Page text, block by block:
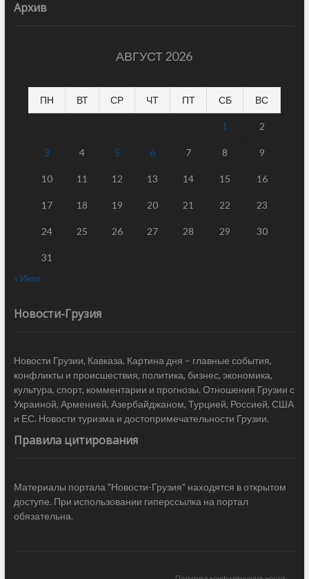
Архив
АВГУСТ 2026
ПН ВТ СР ЧТ ПТ СБ ВС
1 2
3 4 5 6 7 8 9
10 11 12 13 14 15 16
17 18 19 20 21 22 23
24 25 26 27 28 29 30
31
« Июл
Новости-Грузия
Новости Грузии, Кавказа. Картина дня – главные события,
конфликты и происшествия, политика, бизнес, экономика,
культура, спорт, комментарии и прогнозы. Отношения Грузии с
Украиной, Арменией, Азербайджаном, Турцией, Россией, США
и ЕС. Новости туризма и достопримечательности Грузии.
Правила цитирования
Материалы портала "Новости-Грузия" находятся в открытом
доступе. При использовании гиперссылка на портал
обязательна.